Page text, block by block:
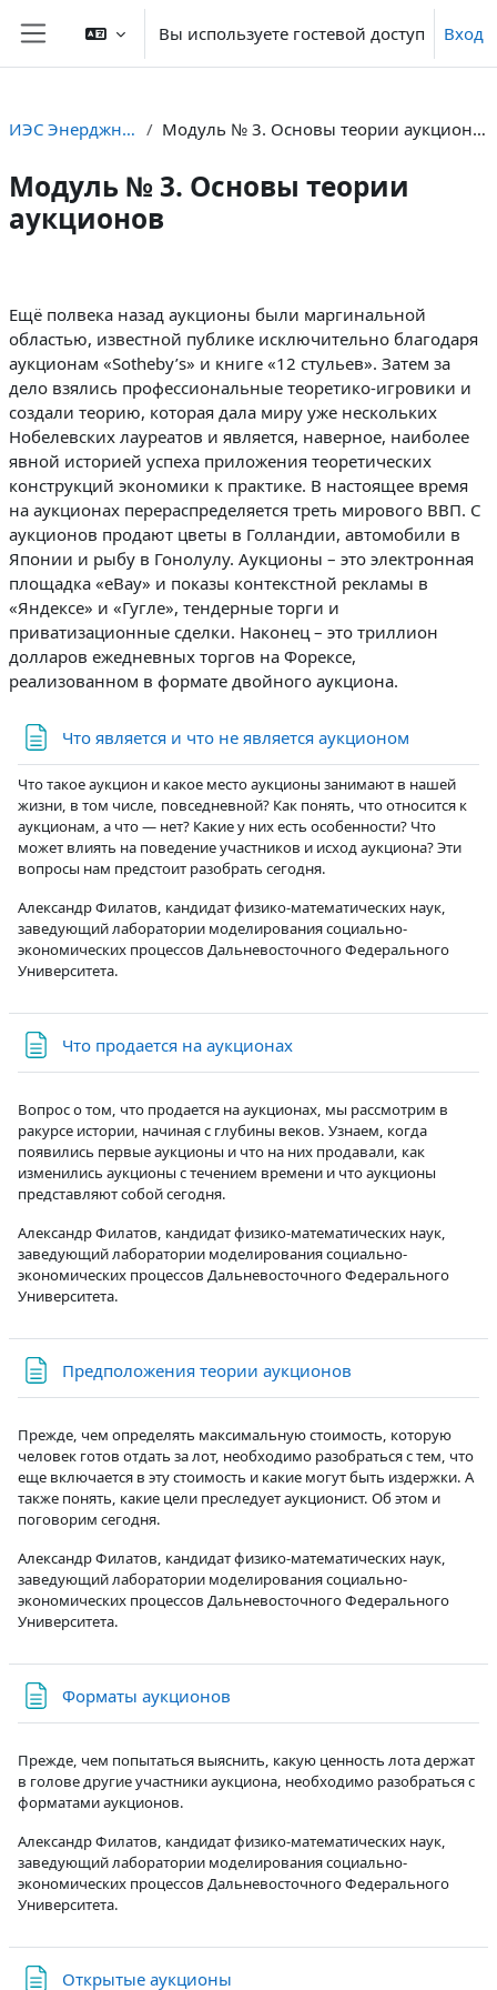
Перейти к основному содержанию
Боковая панель
Вы используете гостевой доступ Вход
ИЭС Энерджнет Модуль № 3. Основы теории аукционов
Модуль № 3. Основы теории
аукционов
Ещё полвека назад аукционы были маргинальной
областью, известной публике исключительно благодаря
аукционам «Sotheby’s» и книге «12 стульев». Затем за
дело взялись профессиональные теоретико-игровики и
создали теорию, которая дала миру уже нескольких
Нобелевских лауреатов и является, наверное, наиболее
явной историей успеха приложения теоретических
конструкций экономики к практике. В настоящее время
на аукционах перераспределяется треть мирового ВВП. С
аукционов продают цветы в Голландии, автомобили в
Японии и рыбу в Гонолулу. Аукционы – это электронная
площадка «eBay» и показы контекстной рекламы в
«Яндексе» и «Гугле», тендерные торги и
приватизационные сделки. Наконец – это триллион
долларов ежедневных торгов на Форексе,
реализованном в формате двойного аукциона.
Что является и что не является аукционом
Что такое аукцион и какое место аукционы занимают в нашей
жизни, в том числе, повседневной? Как понять, что относится к
аукционам, а что — нет? Какие у них есть особенности? Что
может влиять на поведение участников и исход аукциона? Эти
вопросы нам предстоит разобрать сегодня.
Александр Филатов, кандидат физико-математических наук,
заведующий лаборатории моделирования социально-
экономических процессов Дальневосточного Федерального
Университета.
Что продается на аукционахСтраница
Вопрос о том, что продается на аукционах, мы рассмотрим в
ракурсе истории, начиная с глубины веков. Узнаем, когда
появились первые аукционы и что на них продавали, как
изменились аукционы с течением времени и что аукционы
представляют собой сегодня.
Александр Филатов, кандидат физико-математических наук,
заведующий лаборатории моделирования социально-
экономических процессов Дальневосточного Федерального
Университета.
Предположения теории аукционов
Прежде, чем определять максимальную стоимость, которую
человек готов отдать за лот, необходимо разобраться с тем, что
еще включается в эту стоимость и какие могут быть издержки. А
также понять, какие цели преследует аукционист. Об этом и
поговорим сегодня.
Александр Филатов, кандидат физико-математических наук,
заведующий лаборатории моделирования социально-
экономических процессов Дальневосточного Федерального
Университета.
Форматы аукционов
Прежде, чем попытаться выяснить, какую ценность лота держат
в голове другие участники аукциона, необходимо разобраться с
форматами аукционов.
Александр Филатов, кандидат физико-математических наук,
заведующий лаборатории моделирования социально-
экономических процессов Дальневосточного Федерального
Университета.
Открытые аукционы